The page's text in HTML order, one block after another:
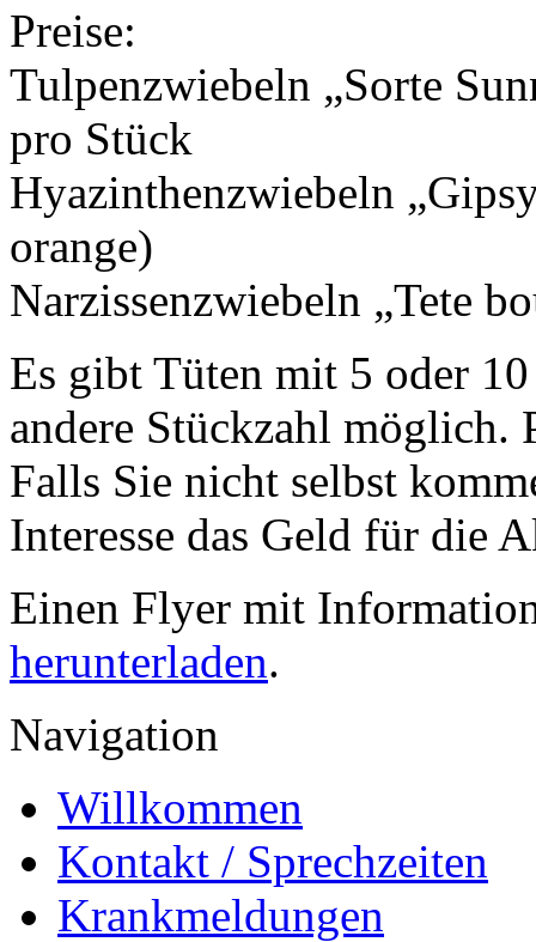
Preise:
Tulpenzwiebeln „Sorte
pro Stück
Hyazinthenzwiebeln
orange)
Narzissenzwiebeln „Tete
Es gibt Tüten mit 5 oder
andere Stückzahl möglich.
Falls Sie nicht selbst
Interesse das Geld für die
Einen Flyer mit
herunterladen.
Navigation
Willkommen
Kontakt / Sprechzeiten
Krankmeldungen